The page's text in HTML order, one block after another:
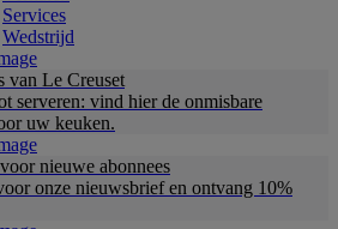
Services
Wedstrijd
van Le Creuset
serveren: vind hier de onmisbare
uw keuken.
nieuwe abonnees
onze nieuwsbrief en ontvang 10%